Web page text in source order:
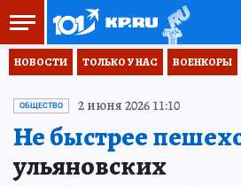
НОВОСТИ ТОЛЬКО У НАС ВОЕНКОРЫ
ОБЩЕСТВО 2 июня 2026 11:10
Не быстрее
ульяновских